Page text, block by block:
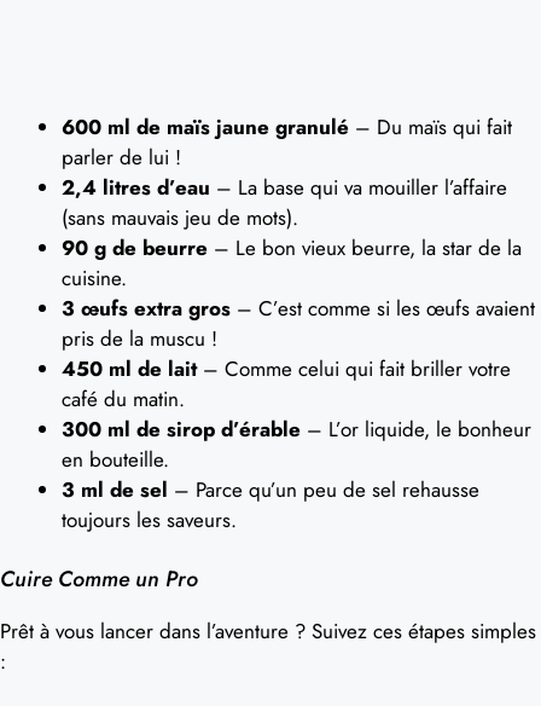
600 ml de maïs jaune granulé – Du maïs qui fait
parler de lui !
2,4 litres d’eau – La base qui va mouiller l’affaire
(sans mauvais jeu de mots).
90 g de beurre – Le bon vieux beurre, la star de la
cuisine.
3 œufs extra gros – C’est comme si les œufs avaient
pris de la muscu !
450 ml de lait– Comme celui qui fait briller votre
café du matin.
300 ml de sirop d’érable – L’or liquide, le bonheur
en bouteille.
3 ml de sel – Parce qu’un peu de sel rehausse
toujours les saveurs.
Cuire Comme un Pro
Prêt à vous lancer dans l’aventure ? Suivez ces étapes simples
: